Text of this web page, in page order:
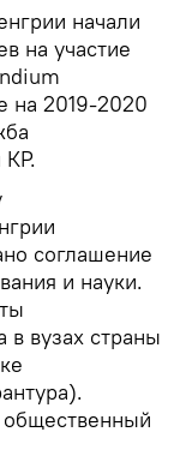
начали
на участие
на 2019-2020
КР.
соглашение
и науки.
в вузах страны
общественный